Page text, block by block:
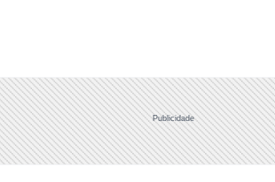
Publicidade